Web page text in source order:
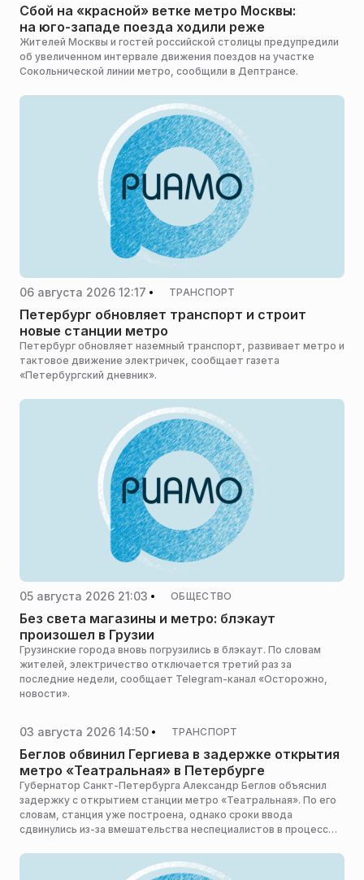
Сбой на «красной» ветке метро Москвы:
на юго-западе поезда ходили реже
Жителей Москвы и гостей российской столицы предупредили
об увеличенном интервале движения поездов на участке
Сокольнической линии метро, сообщили в Дептрансе.
06 августа 2026 12:17 ТРАНСПОРТ
Петербург обновляет транспорт и строит
новые станции метро
Петербург обновляет наземный транспорт, развивает метро и
тактовое движение электричек, сообщает газета
«Петербургский дневник».
05 августа 2026 21:03 ОБЩЕСТВО
Без света магазины и метро: блэкаут
произошел в Грузии
Грузинские города вновь погрузились в блэкаут. По словам
жителей, электричество отключается третий раз за
последние недели, сообщает Telegram-канал «Осторожно,
новости».
03 августа 2026 14:50 ТРАНСПОРТ
Беглов обвинил Гергиева в задержке открытия
метро «Театральная» в Петербурге
Губернатор Санкт-Петербурга Александр Беглов объяснил
задержку с открытием станции метро «Театральная». По его
словам, станция уже построена, однако сроки ввода
сдвинулись из-за вмешательства неспециалистов в процесс
с возмущением художественного руководителя и директора
Мариинского театра Валерия Гергиева, пишет «Подъем».